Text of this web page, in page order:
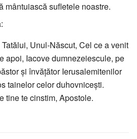
mântuiască sufletele noastre.
Unul-Născut, Cel ce a venit
apoi, Iacove dumnezeiescule, pe
și învățător Ierusalemitenilor
tainelor celor duhovnicești.
tine te cinstim, Apostole.